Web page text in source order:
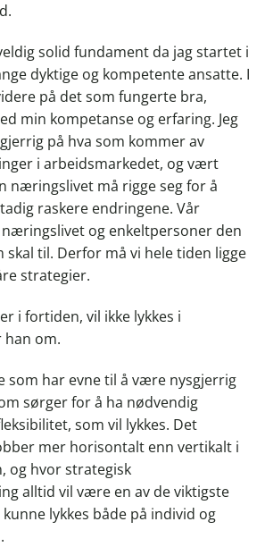
solid fundament da jag startet i
dyktige og kompetente ansatte. I
på det som fungerte bra,
min kompetanse og erfaring. Jeg
på hva som kommer av
i arbeidsmarkedet, og vært
næringslivet må rigge seg for å
raskere endringene. Vår
og enkeltpersoner den
skal til. Derfor må vi hele tiden ligge
strategier.
i fortiden, vil ikke lykkes i
om.
som har evne til å være nysgjerrig
sørger for å ha nødvendig
som vil lykkes. Det
mer horisontalt enn vertikalt i
og hvor strategisk
alltid vil være en av de viktigste
lykkes både på individ og